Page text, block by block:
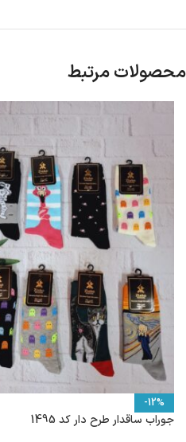
محصولات مرتبط
-12%
جوراب ساقدار طرح دار کد 1495